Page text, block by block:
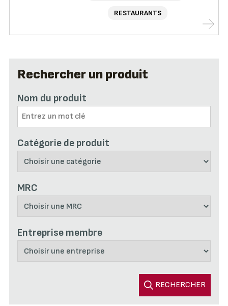
Rechercher un produit
Nom du produit
Catégorie de produit
MRC
Entreprise membre
RECHERCHER
RESTAURANTS